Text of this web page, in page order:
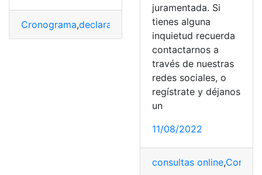
Cronograma,declaración Declaración Patrimonial
juramentada. Si
tienes alguna
inquietud recuerda
contactarnos a
través de nuestras
redes sociales, o
regístrate y déjanos
un
11/08/2022
consultas online,